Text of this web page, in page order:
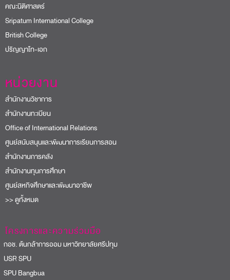
คณะนิติศาสตร์
Sripatum International College
British College
ปริญญาโท-เอก
หน่วยงาน
สำนักงานวิชาการ
สำนักงานทะเบียน
Office of International Relations
ศูนย์สนับสนุนและพัฒนาการเรียนการสอน
สำนักงานการคลัง
สำนักงานทุนการศึกษา
ศูนย์สหกิจศึกษาและพัฒนาอาชีพ
>> ดูทั้งหมด
โครงการและความร่วมมือ
ช. ต้นกล้าการออม มหาวิทยาลัยศรีปทุม
SPU
Bangbua